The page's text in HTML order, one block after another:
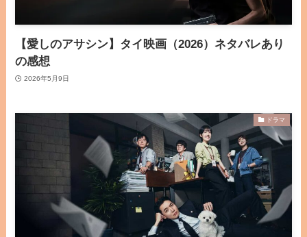
【愛しのアサシン】タイ映画（2026）ネタバレあり
の感想
2026年5月9日
ドラマ